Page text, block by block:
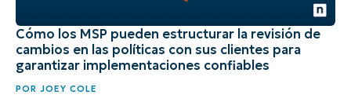
Cómo los MSP pueden estructurar la revisión de
cambios en las políticas con sus clientes para
garantizar implementaciones confiables
POR JOEY COLE